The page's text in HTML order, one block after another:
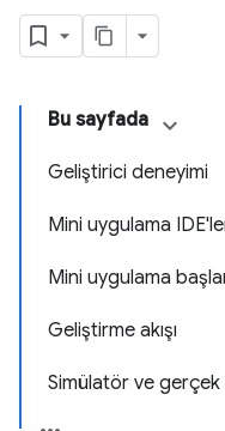
Bu sayfada
Geliştirici deneyimi
Mini uygulama
Mini uygulama
Geliştirme akışı
Simülatör ve gerçek